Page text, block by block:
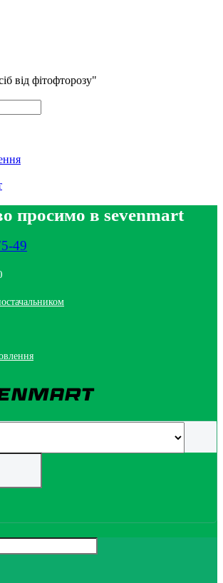
від фітофторозу"
просимо в sevenmart
49